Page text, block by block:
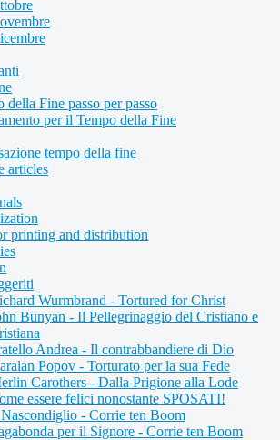
della Fine passo per passo
per il Tempo della Fine
tempo della fine
articles
printing and distribution
Wurmbrand - Tortured for Christ
Bunyan - Il Pellegrinaggio del Cristiano e
Andrea - Il contrabbandiere di Dio
Popov - Torturato per la sua Fede
Carothers - Dalla Prigione alla Lode
essere felici nonostante SPOSATI!
- Corrie ten Boom
per il Signore - Corrie ten Boom